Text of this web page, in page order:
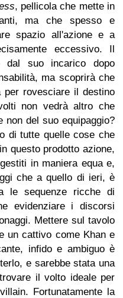
, pellicola che mette in
ma che spesso e
spazio all'azione e a
eccessivo. Il
suo incarico dopo
ma scoprirà che
per rovesciare il destino
non vedrà altro che
del suo equipaggio?
di tutte quelle cose che
questo prodotto azione,
in maniera equa e,
che a quello di ieri, è
le sequenze ricche di
evidenziare i discorsi
Mettere sul tavolo
un cattivo come Khan e
infido e ambiguo è
e sarebbe stata una
il volto ideale per
Fortunatamente la